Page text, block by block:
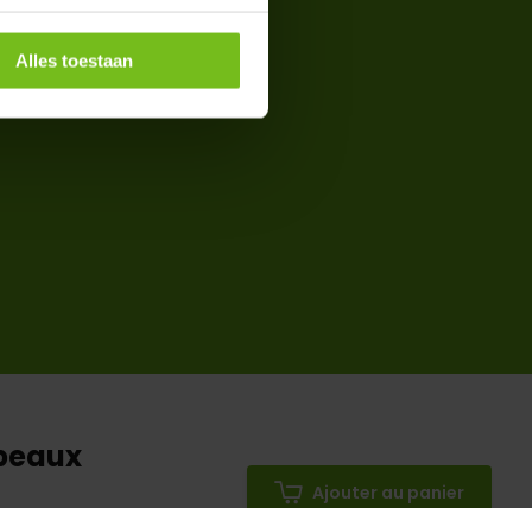
Alles toestaan
Ajouter au panier